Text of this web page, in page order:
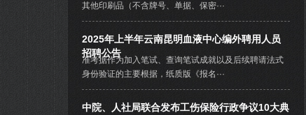
其他印刷品（不含牌号、单据、保密···
2025年上半年云南昆明血液中心编外聘用人员
招聘公告
准考据作为加入笔试、查询笔试成就以及后续聘请法式
身份验证的主要根据，纸质版《报名···
中院、人社局联合发布工伤保险行政争议10大典